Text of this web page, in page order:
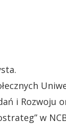
i Rozwoju
w